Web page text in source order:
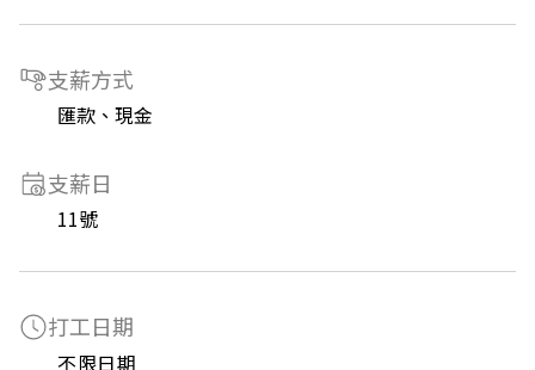
支薪方式
匯款、現金
支薪日
11號
打工日期
不限日期